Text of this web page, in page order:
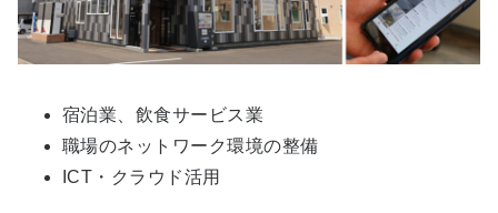
宿泊業、飲食サービス業
職場のネットワーク環境の整備
ICT・クラウド活用